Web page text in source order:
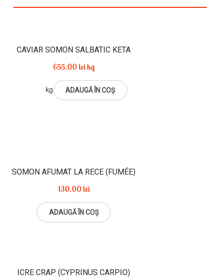
CAVIAR SOMON SALBATIC KETA
655.00 lei kg
kg ADAUGĂ ÎN COȘ
SOMON AFUMAT LA RECE (FUMÉE)
130.00 lei
ADAUGĂ ÎN COȘ
ICRE CRAP (CYPRINUS CARPIO)